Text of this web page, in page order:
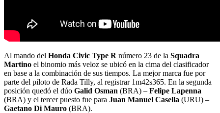
Al mando del Honda Civic Type R número 23 de la Squadra
Martino el binomio más veloz se ubicó en la cima del clasificador
en base a la combinación de sus tiempos. La mejor marca fue por
parte del piloto de Rada Tilly, al registrar 1m42s365. En la segunda
posición quedó el dúo Galid Osman (BRA) – Felipe Lapenna
(BRA) y el tercer puesto fue para Juan Manuel Casella (URU) –
Gaetano Di Mauro (BRA).